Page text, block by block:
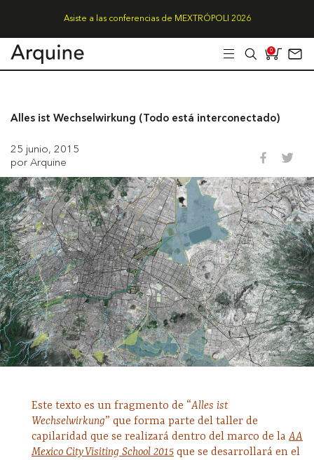
Asiste a las conferencias de MEXTRÓPOLI 2026
0
Alles ist Wechselwirkung (Todo está interconectado)
25 junio, 2015
por Arquine
Este texto es un fragmento de “Alles ist
Wechselwirkung” que forma parte del taller de
capilaridad que se realizará dentro del marco de laAA
Mexico City Visiting School 2015 que se desarrollará en el